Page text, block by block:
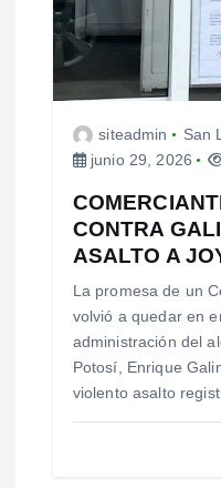
a
siteadmin
San
junio 29, 2026
CONTRA
ASALTO A
La promesa de un
volvió a quedar en
administración del
Potosí, Enrique
violento asalto